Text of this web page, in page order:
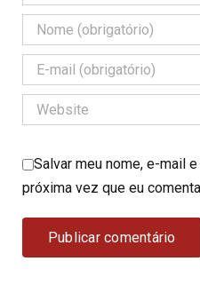
Salvar meu nome, e-mail
próxima vez que eu